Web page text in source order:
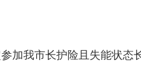
我市长护险且失能状态